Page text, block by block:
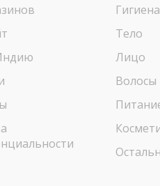
Гигиена
Тело
Лицо
Волосы